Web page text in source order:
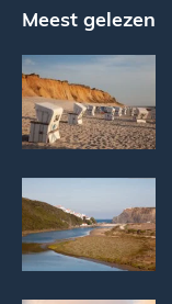
Meest gelezen